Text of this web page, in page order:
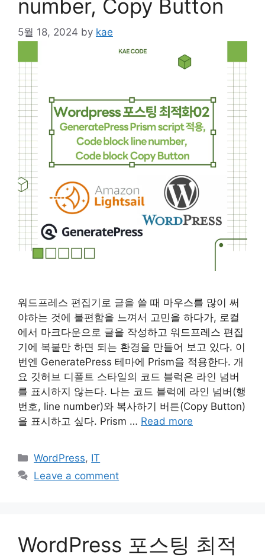
number, Copy Button
5월 18, 2024 by kae
워드프레스 편집기로 글을 쓸 때 마우스를 많이 써
야하는 것에 불편함을 느껴서 고민을 하다가, 로컬
에서 마크다운으로 글을 작성하고 워드프레스 편집
기에 복붙만 하면 되는 환경을 만들어 보고 있다. 이
번엔 GeneratePress 테마에 Prism을 적용한다. 개
요 깃허브 디폴트 스타일의 코드 블럭은 라인 넘버
를 표시하지 않는다. 나는 코드 블럭에 라인 넘버(행
번호, line number)와 복사하기 버튼(Copy Button)
을 표시하고 싶다. Prism … Read more
Categories
WordPress, IT
Leave a comment
WordPress 포스팅 최적